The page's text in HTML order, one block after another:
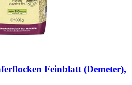
Feinblatt (Demeter),